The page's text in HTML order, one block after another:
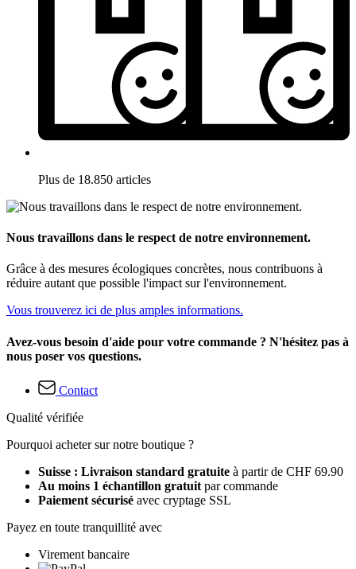
Plus de 18.850 articles
Nous travaillons dans le respect de notre environnement.
Grâce à des mesures écologiques concrètes, nous contribuons à
réduire autant que possible l'impact sur l'environnement.
Vous trouverez ici de plus amples informations.
Avez-vous besoin d'aide pour votre commande ? N'hésitez pas à
nous poser vos questions.
Contact
Qualité vérifiée
Pourquoi acheter sur notre boutique ?
Suisse : Livraison standard gratuite à partir de CHF 69.90
Au moins 1 échantillon gratuit par commande
Paiement sécurisé avec cryptage SSL
Payez en toute tranquillité avec
Virement bancaire